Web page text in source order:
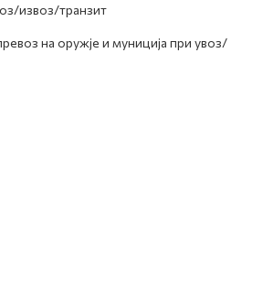
извоз/транзит
на оружје и муниција при увоз/